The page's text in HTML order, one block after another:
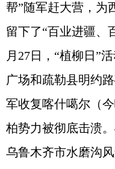
帮”随军赶大营，为
留下了“百业进疆、
月27日，“植柳日”
广场和疏勒县明约
军收复喀什噶尔（
柏势力被彻底击溃
乌鲁木齐市水磨沟